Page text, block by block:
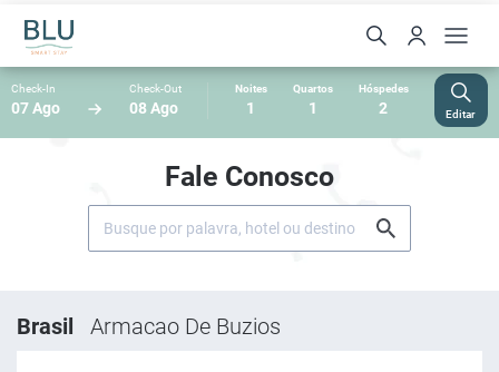
Check-In
07 Ago
Check-Out
08 Ago
Noites
1
Quartos
1
Hóspedes
2 Editar
Fale Conosco
Brasil Armacao De Buzios